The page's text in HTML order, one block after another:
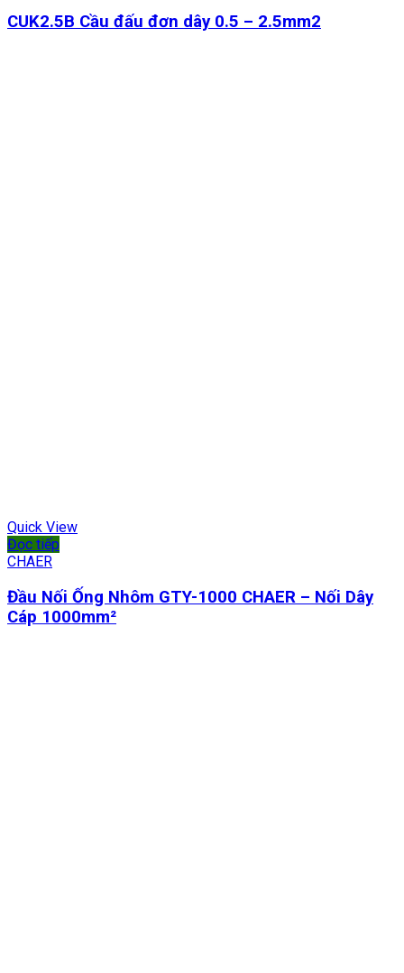
CUK2.5B Cầu đấu đơn dây 0.5 – 2.5mm2
Quick View
Đọc tiếp
CHAER
Đầu Nối Ống Nhôm GTY-1000 CHAER – Nối Dây
Cáp 1000mm²